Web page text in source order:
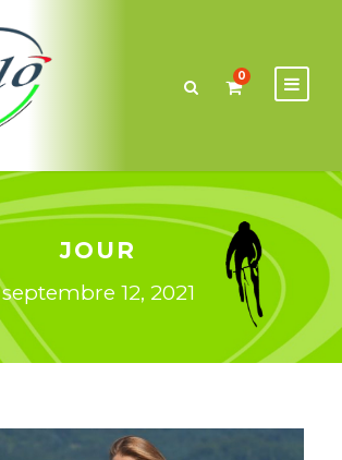
0
JOUR
septembre 12, 2021